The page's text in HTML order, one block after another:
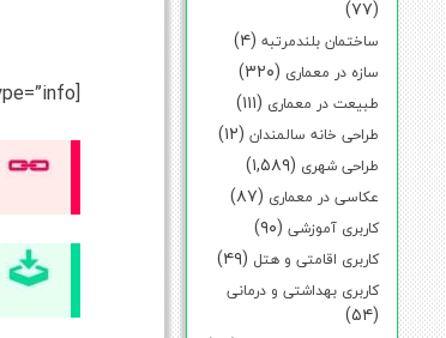
(۷۷)
ساختمان بلندمرتبه (۴)
سازه در معماری (۳۲۰)
طبیعت در معماری (۱۱۱)
طراحی خانه سالمندان (۱۲)
طراحی شهری (۱,۵۸۹)
عکاسی در معماری (۸۷)
کاربری آموزشی (۹۰)
کاربری اقامتی و هتل (۴۹)
کاربری بهداشتی و درمانی
(۵۴)
[box type=”info”]